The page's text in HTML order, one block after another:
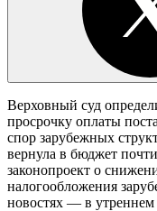
Верховный суд
просрочку оплаты
спор зарубежных
вернула в бюджет
законопроект о
налогообложения
новостях — в утреннем